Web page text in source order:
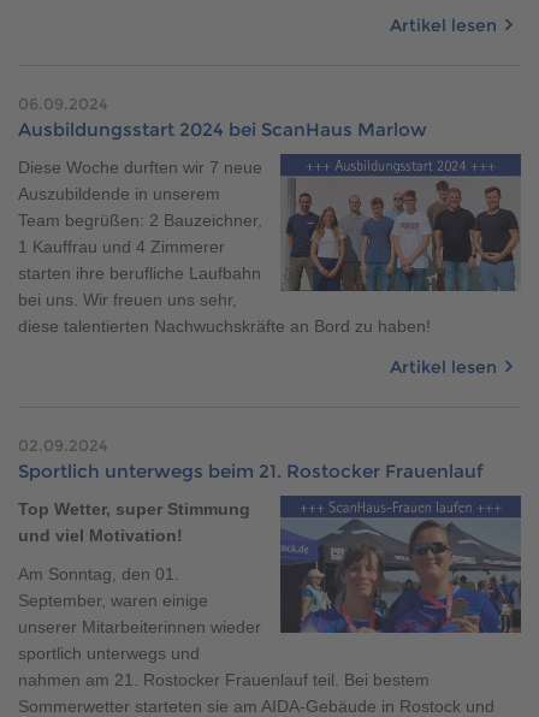
Artikel lesen
06.09.2024
Ausbildungsstart 2024 bei ScanHaus Marlow
Diese Woche durften wir 7 neue
Auszubildende in unserem
Team begrüßen: 2 Bauzeichner,
1 Kauffrau und 4 Zimmerer
starten ihre berufliche Laufbahn
bei uns. Wir freuen uns sehr,
diese talentierten Nachwuchskräfte an Bord zu haben!
Artikel lesen
02.09.2024
Sportlich unterwegs beim 21. Rostocker Frauenlauf
Top Wetter, super Stimmung
und viel Motivation!
Am Sonntag, den 01.
September, waren einige
unserer Mitarbeiterinnen wieder
sportlich unterwegs und
nahmen am 21. Rostocker Frauenlauf teil. Bei bestem
Sommerwetter starteten sie am AIDA-Gebäude in Rostock und